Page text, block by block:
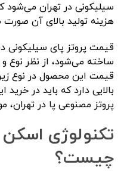
سیلیکونی در تهران
هزینه تولید بالای آن
قیمت پروتز پای سیلیکونی
ساخته می‌شود، از نظر نوع
قیمت این محصول در نوع زیر
بالایی دارد که باید در
پروتز مصنوعی پا در تهران،
تکنولوژی
چیست؟